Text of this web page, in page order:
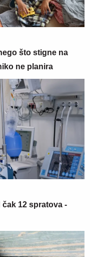
što stigne na
ne planira
12 spratova -